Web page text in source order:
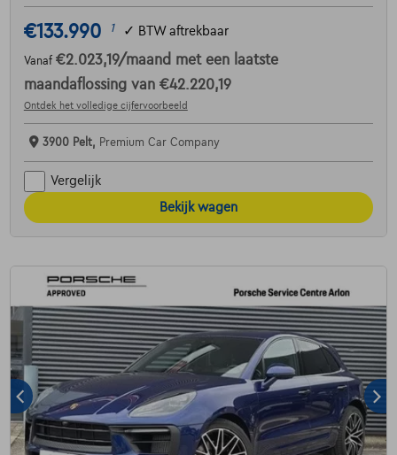
€133.990 1 ✓ BTW aftrekbaar
Vanaf €2.023,19/maand met een laatste
maandaflossing van €42.220,19
Ontdek het volledige cijfervoorbeeld
3900 Pelt, Premium Car Company
Vergelijk
Bekijk wagen